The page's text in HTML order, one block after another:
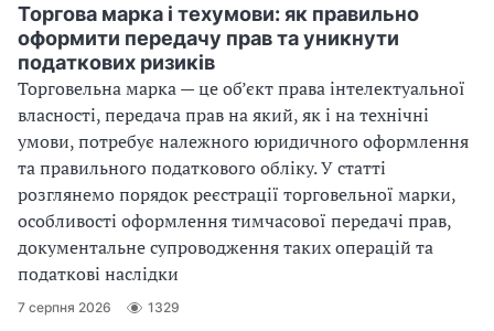
Торгова марка і техумови: як правильно
оформити передачу прав та уникнути
податкових ризиків
Торговельна марка — це об’єкт права інтелектуальної
власності, передача прав на який, як і на технічні
умови, потребує належного юридичного оформлення
та правильного податкового обліку. У статті
розглянемо порядок реєстрації торговельної марки,
особливості оформлення тимчасової передачі прав,
документальне супроводження таких операцій та
податкові наслідки
7 серпня 2026 1329